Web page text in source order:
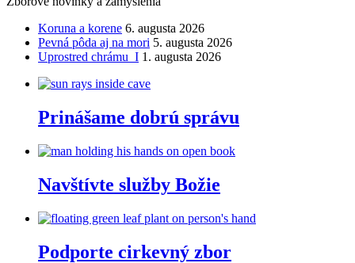
Koruna a korene 6. augusta 2026
Pevná pôda aj na mori 5. augusta 2026
Uprostred chrámu I 1. augusta 2026
Prinášame dobrú správu
Navštívte služby Božie
Podporte cirkevný zbor